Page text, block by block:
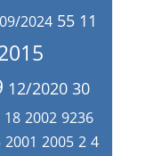
09/2024 55 11
12/2020 30
18 2002 9236
2001 2005 2 4